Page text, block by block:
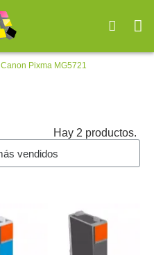
Canon Pixma MG5721
Hay 2 productos.